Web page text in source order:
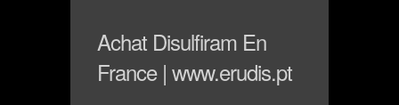
Achat Disulfiram En
France | www.erudis.pt